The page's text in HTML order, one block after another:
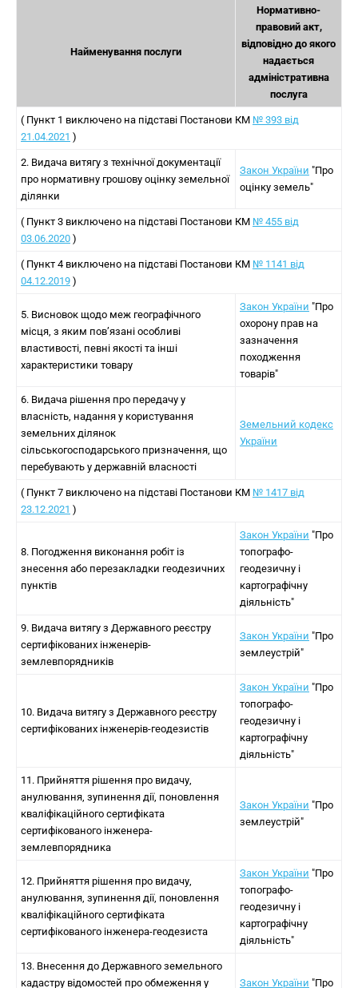
Найменування послуги
Нормативно-
правовий акт,
відповідно до якого
надається
адміністративна
послуга
( Пункт 1 виключено на підставі Постанови КМ № 393 від
21.04.2021 )
2. Видача витягу з технічної документації
про нормативну грошову оцінку земельної
ділянки
Закон України "Про
оцінку земель"
( Пункт 3 виключено на підставі Постанови КМ № 455 від
03.06.2020 )
( Пункт 4 виключено на підставі Постанови КМ № 1141 від
04.12.2019 )
5. Висновок щодо меж географічного
місця, з яким пов’язані особливі
властивості, певні якості та інші
характеристики товару
Закон України "Про
охорону прав на
зазначення
походження
товарів"
6. Видача рішення про передачу у
власність, надання у користування
земельних ділянок
сільськогосподарського призначення, що
перебувають у державній власності
Земельний кодекс
України
( Пункт 7 виключено на підставі Постанови КМ № 1417 від
23.12.2021 )
8. Погодження виконання робіт із
знесення або перезакладки геодезичних
пунктів
Закон України "Про
топографо-
геодезичну і
картографічну
діяльність"
9. Видача витягу з Державного реєстру
сертифікованих інженерів-
землевпорядників
Закон України "Про
землеустрій"
10. Видача витягу з Державного реєстру
сертифікованих інженерів-геодезистів
Закон України "Про
топографо-
геодезичну і
картографічну
діяльність"
11. Прийняття рішення про видачу,
анулювання, зупинення дії, поновлення
кваліфікаційного сертифіката
сертифікованого інженера-
землевпорядника
Закон України "Про
землеустрій"
12. Прийняття рішення про видачу,
анулювання, зупинення дії, поновлення
кваліфікаційного сертифіката
сертифікованого інженера-геодезиста
Закон України "Про
топографо-
геодезичну і
картографічну
діяльність"
13. Внесення до Державного земельного
кадастру відомостей про обмеження у
Закон України "Про